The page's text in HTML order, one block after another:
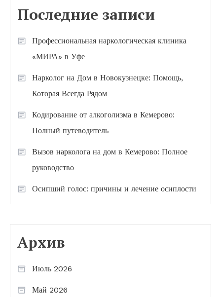
Последние записи
Профессиональная наркологическая клиника
«МИРА» в Уфе
Нарколог на Дом в Новокузнецке: Помощь,
Которая Всегда Рядом
Кодирование от алкоголизма в Кемерово:
Полный путеводитель
Вызов нарколога на дом в Кемерово: Полное
руководство
Осипший голос: причины и лечение осиплости
Архив
Июль 2026
Май 2026